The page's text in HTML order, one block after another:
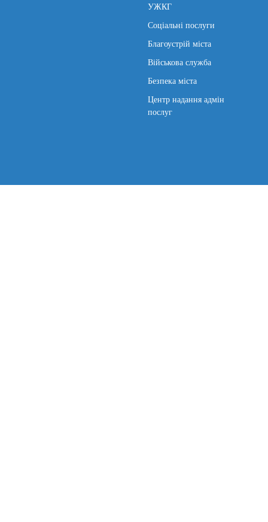
УЖКГ
Соціальні послуги
Благоустрій міста
Військова служба
Безпека міста
Центр надання адмін
послуг